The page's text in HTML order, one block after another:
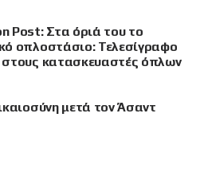
Post: Στα όριά του το
οπλοστάσιο: Τελεσίγραφο
στους κατασκευαστές όπλων
μετά τον Άσαντ